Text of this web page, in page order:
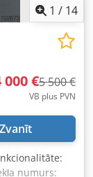
1 / 14
000 €5 500 €
VB plus PVN
Zvanīt
numurs: